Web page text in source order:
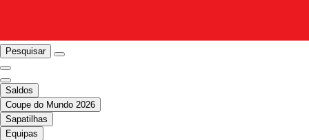
Pesquisar
Saldos
Coupe do Mundo 2026
Sapatilhas
Equipas